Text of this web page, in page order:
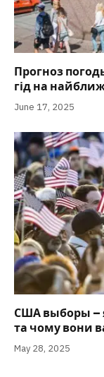
Прогноз
гід на
June 17, 2025
США выборы –
та чому вони
May 28, 2025